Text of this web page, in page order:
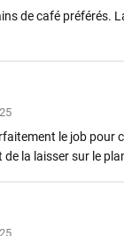
de café préférés.
le job pour
la laisser sur le